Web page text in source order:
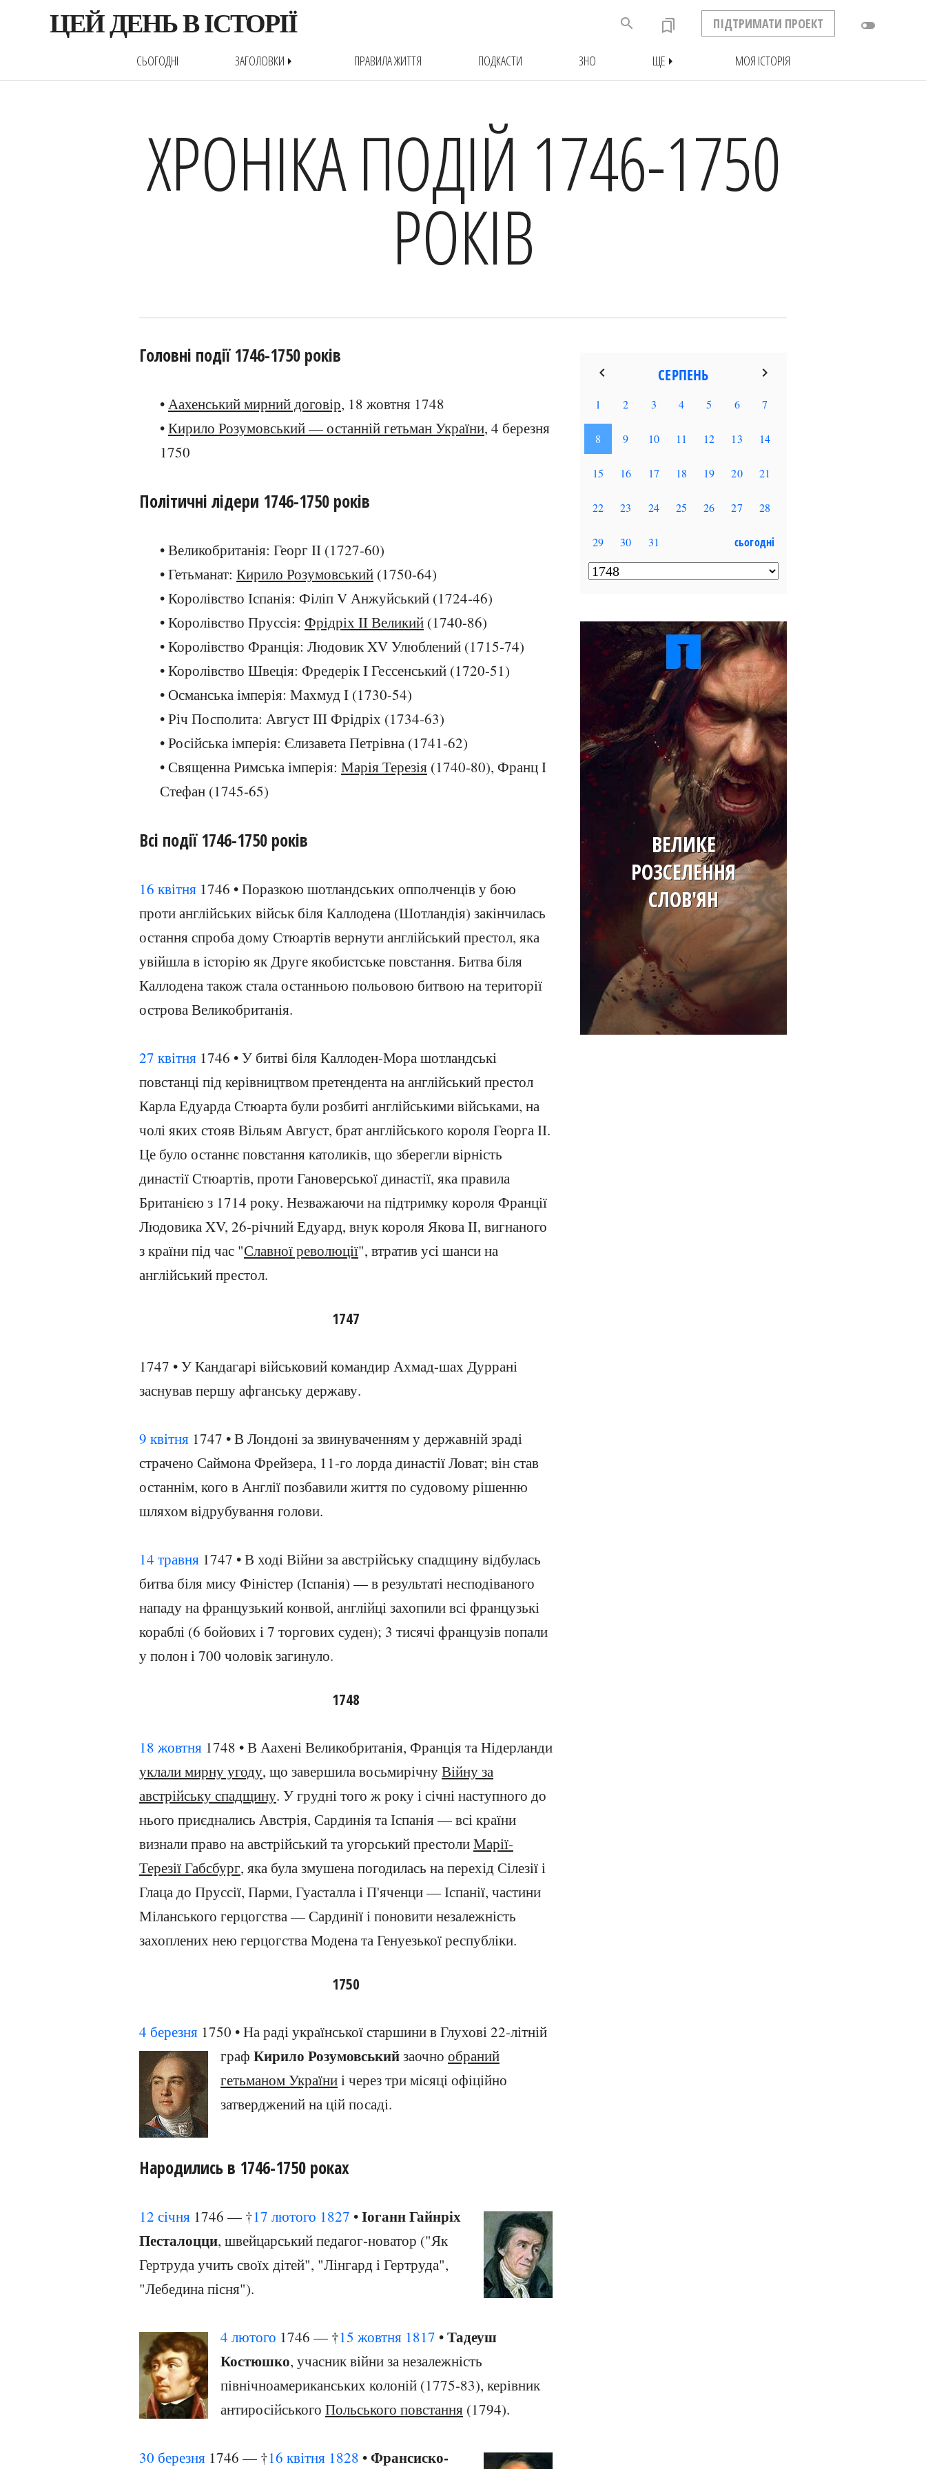
ЦЕЙ ДЕНЬ В ІСТОРІЇ toggle_off
ПІДТРИМАТИ ПРОЕКТ
bookmarks
search
СЬОГОДНІ ЗАГОЛОВКИarrow_right ПРАВИЛА ЖИТТЯ ПОДКАСТИ ЗНО ЩЕarrow_right МОЯ ІСТОРІЯ
ХРОНІКА ПОДІЙ 1746-1750
РОКІВ
Головні події 1746-1750 років
•Аахенський мирний договір, 18 жовтня 1748
•Кирило Розумовський — останній гетьман України, 4 березня
1750
Політичні лідери 1746-1750 років
• Великобританія: Георг II (1727-60)
• Гетьманат: Кирило Розумовський (1750-64)
• Королівство Іспанія: Філіп V Анжуйський (1724-46)
• Королівство Пруссія: Фрідріх II Великий (1740-86)
• Королівство Франція: Людовик XV Улюблений (1715-74)
• Королівство Швеція: Фредерік I Гессенський (1720-51)
• Османська імперія: Махмуд I (1730-54)
• Річ Посполита: Август III Фрідріх (1734-63)
• Російська імперія: Єлизавета Петрівна (1741-62)
• Священна Римська імперія: Марія Терезія (1740-80), Франц I
Стефан (1745-65)
Всі події 1746-1750 років
16 квітня 1746 • Поразкою шотландських опполченців у бою
проти англійських військ біля Каллодена (Шотландія) закінчилась
остання спроба дому Стюартів вернути англійський престол, яка
увійшла в історію як Друге якобистське повстання. Битва біля
Каллодена також стала останньою польовою битвою на території
острова Великобританія.
27 квітня 1746 • У битві біля Каллоден-Мора шотландські
повстанці під керівництвом претендента на англійський престол
Карла Едуарда Стюарта були розбиті англійськими військами, на
чолі яких стояв Вільям Август, брат англійського короля Георга II.
Це було останнє повстання католиків, що зберегли вірність
династії Стюартів, проти Гановерської династії, яка правила
Британією з 1714 року. Незважаючи на підтримку короля Франції
Людовика XV, 26-річний Едуард, внук короля Якова II, вигнаного
з країни під час "Славної революції", втратив усі шанси на
англійський престол.
1747
1747 • У Кандагарі військовий командир Ахмад-шах Дуррані
заснував першу афганську державу.
9 квітня 1747 • В Лондоні за звинуваченням у державній зраді
страчено Саймона Фрейзера, 11-го лорда династії Ловат; він став
останнім, кого в Англії позбавили життя по судовому рішенню
шляхом відрубування голови.
14 травня 1747 • В ході Війни за австрійську спадщину відбулась
битва біля мису Фіністер (Іспанія) — в результаті несподіваного
нападу на французький конвой, англійці захопили всі французькі
кораблі (6 бойових і 7 торгових суден); 3 тисячі французів попали
у полон і 700 чоловік загинуло.
1748
18 жовтня 1748 • В Аахені Великобританія, Франція та Нідерланди
уклали мирну угоду, що завершила восьмирічнуВійну за
австрійську спадщину. У грудні того ж року і січні наступного до
нього приєднались Австрія, Сардинія та Іспанія — всі країни
визнали право на австрійський та угорський престолиМарії-
Терезії Габсбург, яка була змушена погодилась на перехід Сілезії і
Глаца до Пруссії, Парми, Гуасталла і П'яченци — Іспанії, частини
Міланського герцогства — Сардинії і поновити незалежність
захоплених нею герцогства Модена та Генуезької республіки.
1750
4 березня 1750 • На раді української старшини в Глухові 22-літній
граф Кирило Розумовськийзаочно обраний
гетьманом Україниі через три місяці офіційно
затверджений на цій посаді.
Народились в 1746-1750 роках
12 січня 1746 — †17 лютого 1827 •Іоганн Гайнріх
Песталоцци, швейцарський педагог-новатор ("Як
Гертруда учить своїх дітей", "Лінгард і Гертруда",
"Лебедина пісня").
4 лютого 1746 — †15 жовтня 1817 •Тадеуш
Костюшко, учасник війни за незалежність
північноамериканських колоній (1775-83), керівник
антиросійського Польського повстання (1794).
30 березня 1746 — †16 квітня 1828 •Франсиско-
ВЕЛИКЕ
РОЗСЕЛЕННЯ
СЛОВ'ЯН